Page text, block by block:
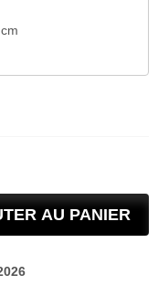
cm
AU PANIER